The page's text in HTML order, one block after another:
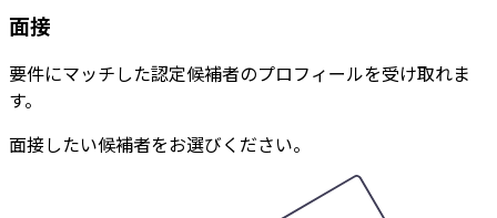
面接
要件にマッチした認定候補者のプロフィールを受け取れま
す。
面接したい候補者をお選びください。